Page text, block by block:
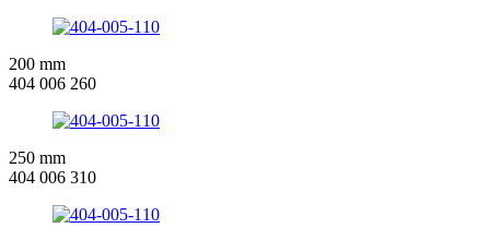
200 mm
404 006 260
250 mm
404 006 310